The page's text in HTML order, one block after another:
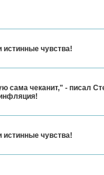
истинные чувства!
сама чеканит," - писал
истинные чувства!